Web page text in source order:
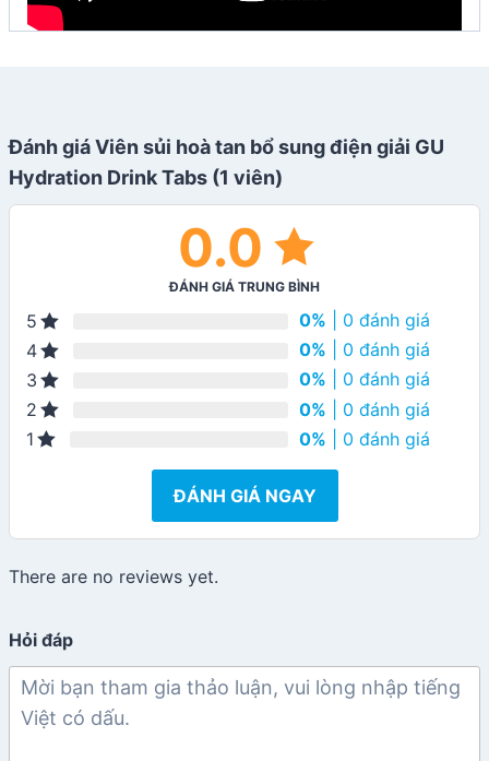
Đánh giá Viên sủi hoà tan bổ sung điện giải GU
Hydration Drink Tabs (1 viên)
0.0
ĐÁNH GIÁ TRUNG BÌNH
5 0% | 0 đánh giá
4
0% | 0 đánh giá
3
0% | 0 đánh giá
2
0% | 0 đánh giá
1
0% | 0 đánh giá
ĐÁNH GIÁ NGAY
There are no reviews yet.
Hỏi đáp